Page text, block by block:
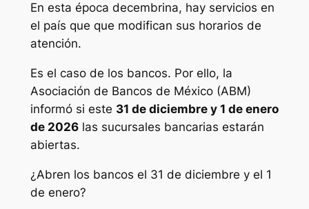
En esta época decembrina, hay servicios en
el país que que modifican sus horarios de
atención.
Es el caso de los bancos. Por ello, la
Asociación de Bancos de México (ABM)
informó si este 31 de diciembre y 1 de enero
de 2026las sucursales bancarias estarán
abiertas.
¿Abren los bancos el 31 de diciembre y el 1
de enero?